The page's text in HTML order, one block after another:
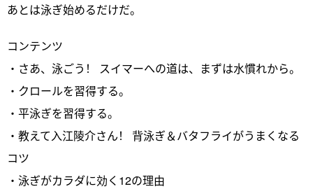
あとは泳ぎ始めるだけだ。
コンテンツ
・さあ、泳ごう！ スイマーへの道は、まずは水慣れから。
・クロールを習得する。
・平泳ぎを習得する。
・教えて入江陵介さん！ 背泳ぎ＆バタフライがうまくなる
コツ
・泳ぎがカラダに効く12の理由